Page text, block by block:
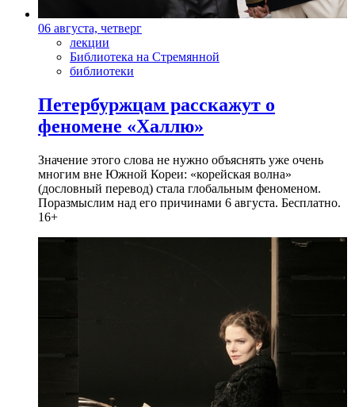
06 августа, четверг
лекции
Библиотека на Стремянной
библиотеки
Петербуржцам расскажут о
феномене «Халлю»
Значение этого слова не нужно объяснять уже очень
многим вне Южной Кореи: «корейская волна»
(дословный перевод) стала глобальным феноменом.
Поразмыслим над его причинами 6 августа. Бесплатно.
16+